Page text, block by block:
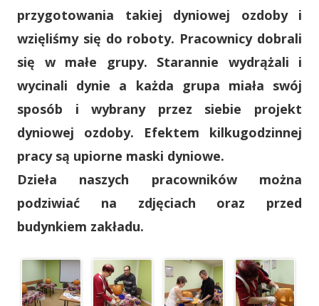
przygotowania takiej dyniowej ozdoby i
wzięliśmy się do roboty. Pracownicy dobrali
się w małe grupy. Starannie wydrążali i
wycinali dynie a każda grupa miała swój
sposób i wybrany przez siebie projekt
dyniowej ozdoby. Efektem kilkugodzinnej
pracy są upiorne maski dyniowe.
Dzieła naszych pracowników można
podziwiać na zdjęciach oraz przed
budynkiem zakładu.